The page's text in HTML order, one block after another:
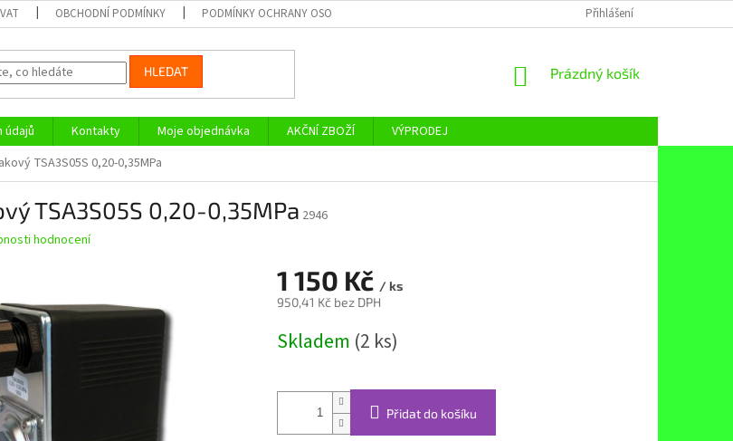
OBCHODNÍ PODMÍNKY PODMÍNKY OCHRANY OSOBNÍCH ÚDAJŮ Přihlášení
HLEDAT
NÁKUPNÍ
Prázdný košík
údajů Kontakty Moje objednávka AKČNÍ ZBOŽÍ
VÝPRODEJ
TSA3S05S 0,20-0,35MPa
TSA3S05S 0,20-0,35MPa 2946
hodnocení
1 150 Kč / ks
950,41 Kč bez DPH
cena:
Skladem (2 ks)
Přidat do košíku